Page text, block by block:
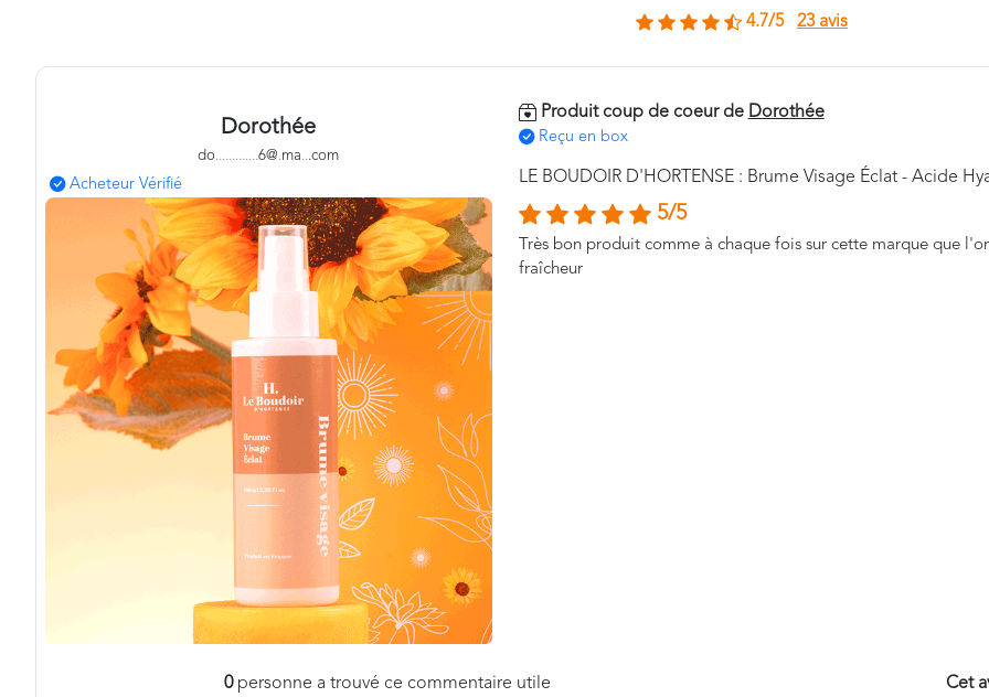
4.7/5 23 avis
Dorothée
do.............6@.ma...com
Acheteur Vérifié
Produit coup de coeur de Dorothée
Reçu en box
LE BOUDOIR D'HORTENSE : Brume Visage Éclat - Acide
5/5
Très bon produit comme à chaque fois sur cette marque que
fraîcheur
0personne a trouvé ce commentaire utile Cet